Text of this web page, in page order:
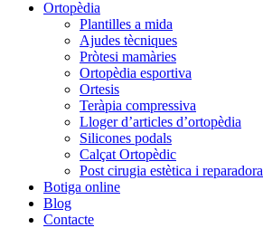
Ortopèdia
Plantilles a mida
Ajudes tècniques
Pròtesi mamàries
Ortopèdia esportiva
Ortesis
Teràpia compressiva
Lloger d’articles d’ortopèdia
Silicones podals
Calçat Ortopèdic
Post cirugia estètica i reparadora
Botiga online
Blog
Contacte